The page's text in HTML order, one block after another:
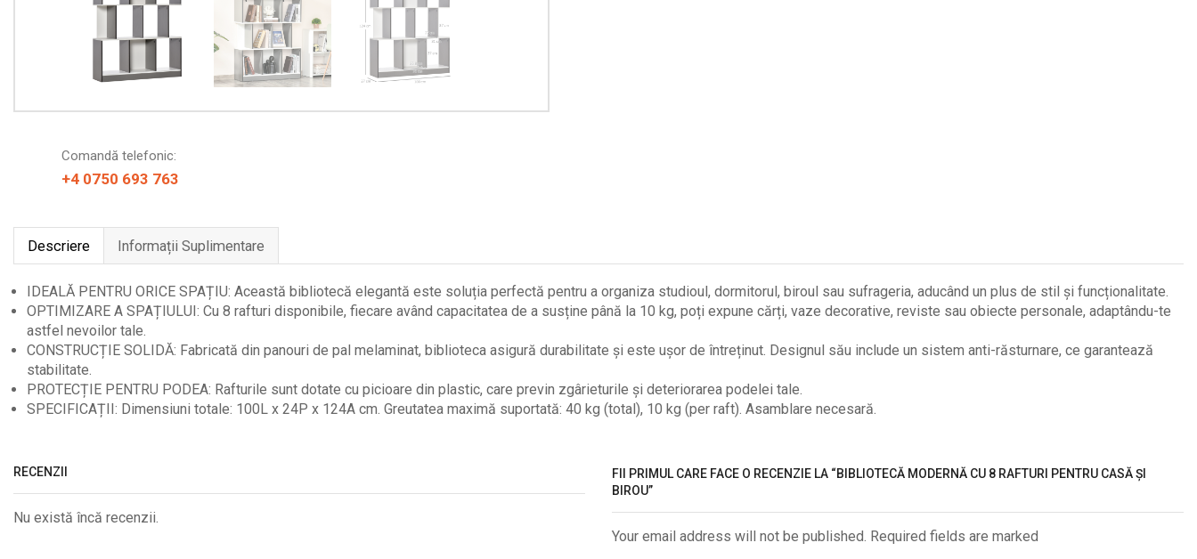
Comandă telefonic:
+4 0750 693 763
Descriere Informații Suplimentare
IDEALĂ PENTRU ORICE SPAȚIU: Această bibliotecă elegantă este soluția perfectă pentru a organiza studioul, dormitorul, biroul sau sufrageria, aducând un plus de stil și funcționalitate.
OPTIMIZARE A SPAȚIULUI: Cu 8 rafturi disponibile, fiecare având capacitatea de a susține până la 10 kg, poți expune cărți, vaze decorative, reviste sau obiecte personale, adaptându-te
astfel nevoilor tale.
CONSTRUCȚIE SOLIDĂ: Fabricată din panouri de pal melaminat, biblioteca asigură durabilitate și este ușor de întreținut. Designul său include un sistem anti-răsturnare, ce garantează
stabilitate.
PROTECȚIE PENTRU PODEA: Rafturile sunt dotate cu picioare din plastic, care previn zgârieturile și deteriorarea podelei tale.
SPECIFICAȚII: Dimensiuni totale: 100L x 24P x 124A cm. Greutatea maximă suportată: 40 kg (total), 10 kg (per raft). Asamblare necesară.
RECENZII
Nu există încă recenzii.
FII PRIMUL CARE FACE O RECENZIE LA “BIBLIOTECĂ MODERNĂ CU 8 RAFTURI PENTRU CASĂ ȘI
BIROU”
Your email address will not be published. Required fields are marked